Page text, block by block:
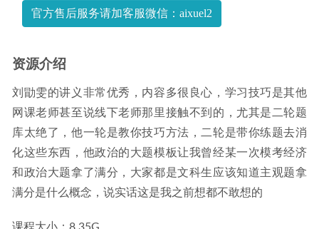
官方售后服务请加客服微信：aixuel2
资源介绍
刘勖雯的讲义非常优秀，内容多很良心，学习技巧是其他
网课老师甚至说线下老师那里接触不到的，尤其是二轮题
库太绝了，他一轮是教你技巧方法，二轮是带你练题去消
化这些东西，他政治的大题模板让我曾经某一次模考经济
和政治大题拿了满分，大家都是文科生应该知道主观题拿
满分是什么概念，说实话这是我之前想都不敢想的